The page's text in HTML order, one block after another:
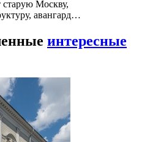
Москву,
авангард…
интересные